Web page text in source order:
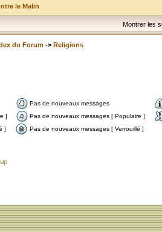
le Malin
Montrer les
du Forum -> Religions
Pas de nouveaux messages
]
Pas de nouveaux messages [ Populaire ]
]
Pas de nouveaux messages [ Verrouillé ]